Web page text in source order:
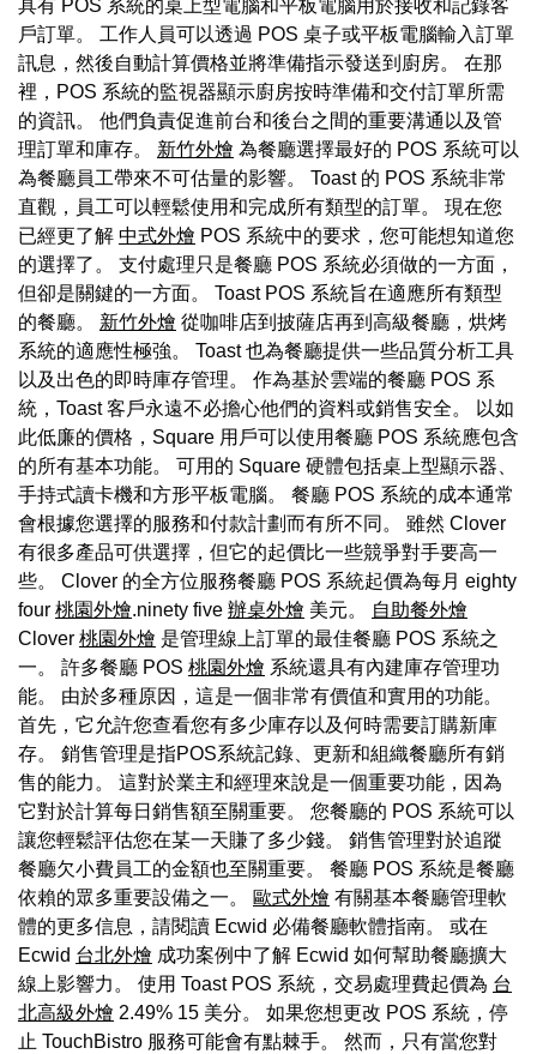
具有 POS 系統的桌上型電腦和平板電腦用於接收和記錄客
戶訂單。 工作人員可以透過 POS 桌子或平板電腦輸入訂單
訊息，然後自動計算價格並將準備指示發送到廚房。 在那
裡，POS 系統的監視器顯示廚房按時準備和交付訂單所需
的資訊。 他們負責促進前台和後台之間的重要溝通以及管
理訂單和庫存。 新竹外燴 為餐廳選擇最好的 POS 系統可以
為餐廳員工帶來不可估量的影響。 Toast 的 POS 系統非常
直觀，員工可以輕鬆使用和完成所有類型的訂單。 現在您
已經更了解 中式外燴 POS 系統中的要求，您可能想知道您
的選擇了。 支付處理只是餐廳 POS 系統必須做的一方面，
但卻是關鍵的一方面。 Toast POS 系統旨在適應所有類型
的餐廳。 新竹外燴 從咖啡店到披薩店再到高級餐廳，烘烤
系統的適應性極強。 Toast 也為餐廳提供一些品質分析工具
以及出色的即時庫存管理。 作為基於雲端的餐廳 POS 系
統，Toast 客戶永遠不必擔心他們的資料或銷售安全。 以如
此低廉的價格，Square 用戶可以使用餐廳 POS 系統應包含
的所有基本功能。 可用的 Square 硬體包括桌上型顯示器、
手持式讀卡機和方形平板電腦。 餐廳 POS 系統的成本通常
會根據您選擇的服務和付款計劃而有所不同。 雖然 Clover
有很多產品可供選擇，但它的起價比一些競爭對手要高一
些。 Clover 的全方位服務餐廳 POS 系統起價為每月 eighty
four 桃園外燴.ninety five 辦桌外燴 美元。
自助餐外燴
Clover 桃園外燴 是管理線上訂單的最佳餐廳 POS 系統之
一。 許多餐廳 POS 桃園外燴 系統還具有內建庫存管理功
能。 由於多種原因，這是一個非常有價值和實用的功能。
首先，它允許您查看您有多少庫存以及何時需要訂購新庫
存。 銷售管理是指POS系統記錄、更新和組織餐廳所有銷
售的能力。 這對於業主和經理來說是一個重要功能，因為
它對於計算每日銷售額至關重要。 您餐廳的 POS 系統可以
讓您輕鬆評估您在某一天賺了多少錢。 銷售管理對於追蹤
餐廳欠小費員工的金額也至關重要。 餐廳 POS 系統是餐廳
依賴的眾多重要設備之一。
歐式外燴 有關基本餐廳管理軟
體的更多信息，請閱讀 Ecwid 必備餐廳軟體指南。 或在
Ecwid 台北外燴 成功案例中了解 Ecwid 如何幫助餐廳擴大
線上影響力。 使用 Toast POS 系統，交易處理費起價為 台
北高級外燴 2.49% 15 美分。 如果您想更改 POS 系統，停
止 TouchBistro 服務可能會有點棘手。 然而，只有當您對